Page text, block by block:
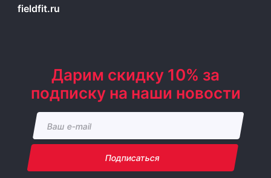
fieldfit.ru
Дарим скидку 10% за
подписку на наши новости
Подписаться